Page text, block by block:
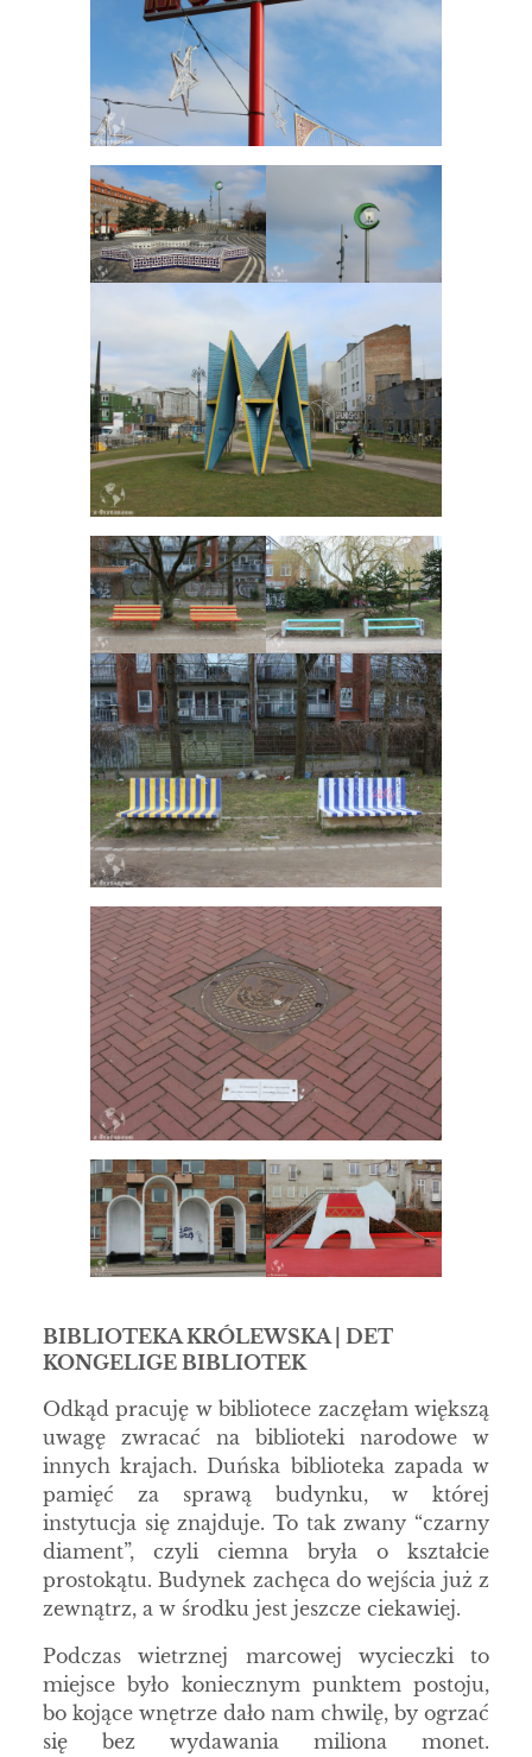
BIBLIOTEKA KRÓLEWSKA | DET
KONGELIGE BIBLIOTEK
Odkąd pracuję w bibliotece zaczęłam większą
uwagę zwracać na biblioteki narodowe w
innych krajach. Duńska biblioteka zapada w
pamięć za sprawą budynku, w której
instytucja się znajduje. To tak zwany “czarny
diament”, czyli ciemna bryła o kształcie
prostokątu. Budynek zachęca do wejścia już z
zewnątrz, a w środku jest jeszcze ciekawiej.
Podczas wietrznej marcowej wycieczki to
miejsce było koniecznym punktem postoju,
bo kojące wnętrze dało nam chwilę, by ogrzać
się bez wydawania miliona monet.